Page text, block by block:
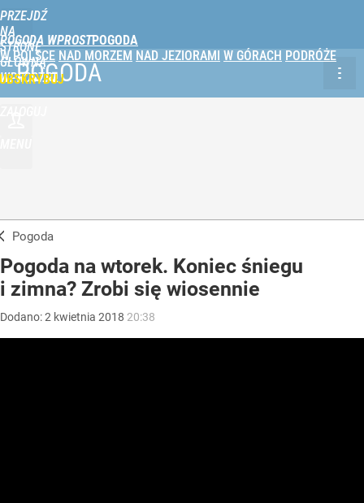
PRZEJDŹ
NA
STRONĘ
GŁÓWNĄ
WPROST.PL
POGODA WPROST
W POLSCE NAD MORZEM NAD JEZIORAMI W GÓRACH PODRÓŻE
POGODA
Pogoda
Pogoda na wtorek. Koniec śniegu
i zimna? Zrobi się wiosennie
Dodano:2 kwietnia 2018 20:38